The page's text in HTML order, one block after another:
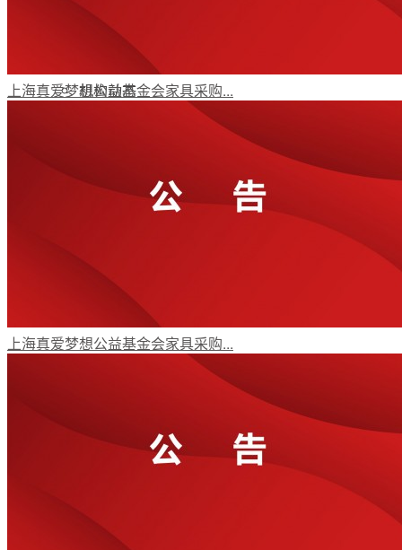
党政要闻
机构动态
特色项目
专项基金
上海真爱梦想公益基金会家具采购...
上海真爱梦想公益基金会家具采购...